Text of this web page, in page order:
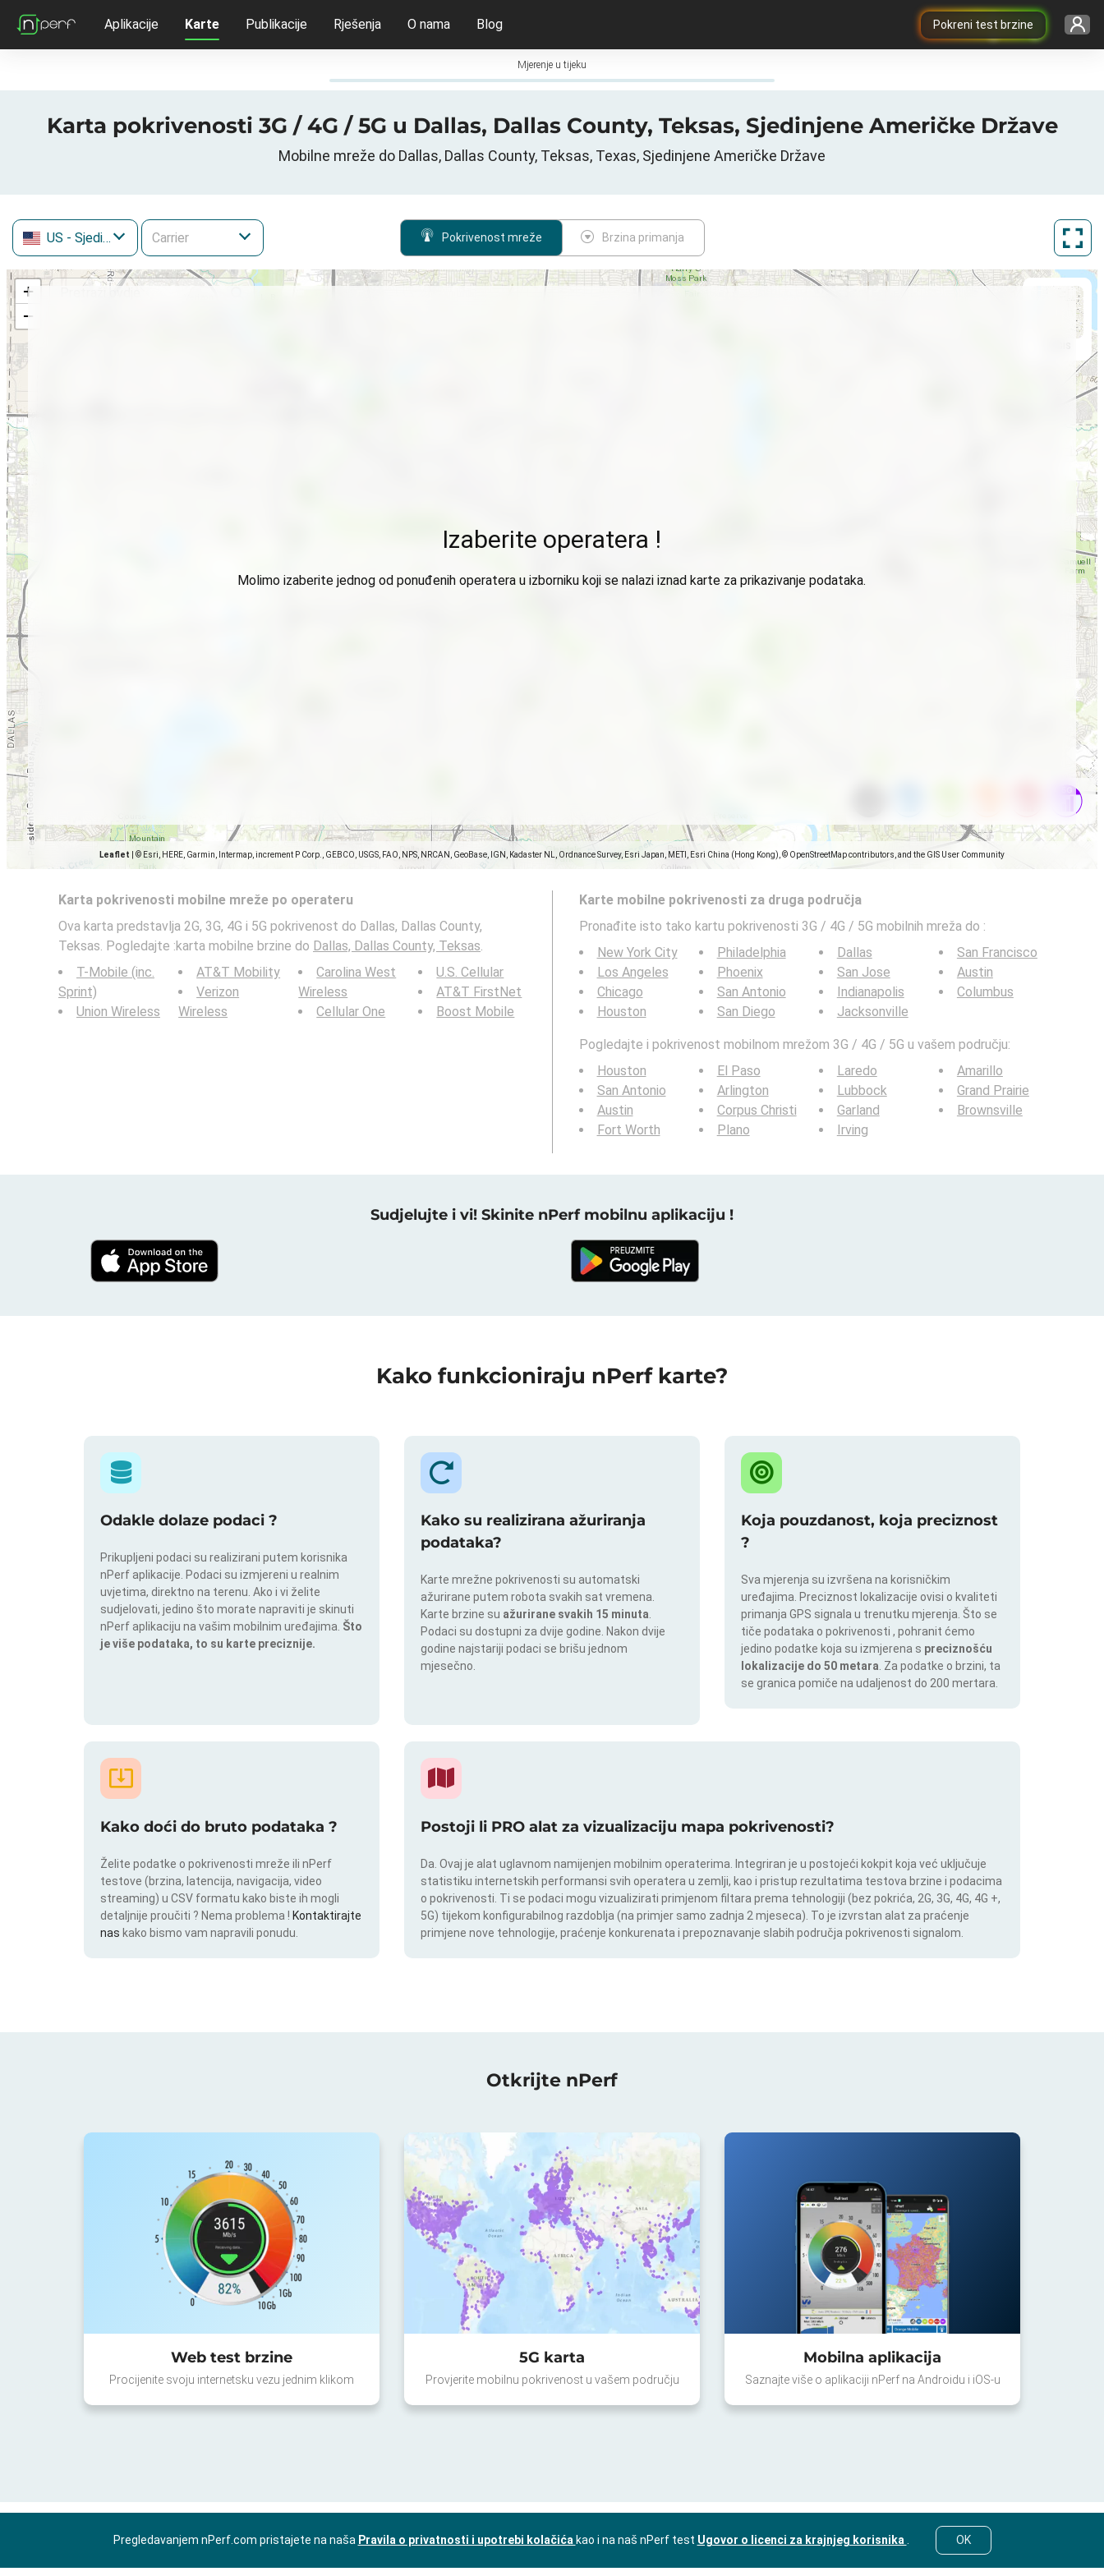
Pokreni test brzine
Aplikacije Karte Publikacije Rješenja O nama Blog
Mjerenje u tijeku
Karta pokrivenosti 3G / 4G / 5G u Dallas, Dallas County, Teksas, Sjedinjene Američke Države
Mobilne mreže do Dallas, Dallas County, Teksas, Texas, Sjedinjene Američke Države
US - Sjedinjene Američke Države Pokrivenost mreže Brzina primanja
+
−
Leaflet © Esri, HERE, Garmin, Intermap, increment P Corp., GEBCO, USGS, FAO, NPS, NRCAN, GeoBase, IGN, Kadaster NL, Ordnance Survey, Esri Japan, METI, Esri China (Hong Kong), © OpenStreetMap contributors, and the GIS User Community
Izaberite operatera !
Molimo izaberite jednog od ponuđenih operatera u izborniku koji se nalazi iznad karte za prikazivanje podataka.
Karta pokrivenosti mobilne mreže po operateru
Ova karta predstavlja 2G, 3G, 4G i 5G pokrivenost do Dallas, Dallas County,
Teksas. Pogledajte :karta mobilne brzine do Dallas, Dallas County, Teksas.
T-Mobile (inc.
Sprint)
Union Wireless
AT&T Mobility
Verizon
Wireless
Carolina West
Wireless
Cellular One
U.S. Cellular
AT&T FirstNet
Boost Mobile
Karte mobilne pokrivenosti za druga područja
Pronađite isto tako kartu pokrivenosti 3G / 4G / 5G mobilnih mreža do :
New York City
Los Angeles
Chicago
Houston
Philadelphia
Phoenix
San Antonio
San Diego
Dallas
San Jose
Indianapolis
Jacksonville
San Francisco
Austin
Columbus
Pogledajte i pokrivenost mobilnom mrežom 3G / 4G / 5G u vašem području:
Houston
San Antonio
Austin
Fort Worth
El Paso
Arlington
Corpus Christi
Plano
Laredo
Lubbock
Garland
Irving
Amarillo
Grand Prairie
Brownsville
Sudjelujte i vi! Skinite nPerf mobilnu aplikaciju !
Kako funkcioniraju nPerf karte?
Odakle dolaze podaci ?
Prikupljeni podaci su realizirani putem korisnika
nPerf aplikacije. Podaci su izmjereni u realnim
uvjetima, direktno na terenu. Ako i vi želite
sudjelovati, jedino što morate napraviti je skinuti
nPerf aplikaciju na vašim mobilnim uređajima. Što
je više podataka, to su karte preciznije.
Kako su realizirana ažuriranja
podataka?
Karte mrežne pokrivenosti su automatski
ažurirane putem robota svakih sat vremena.
Karte brzine su ažurirane svakih 15 minuta
Podaci su dostupni za dvije godine. Nakon dvije
godine najstariji podaci se brišu jednom
mjesečno.
Koja pouzdanost, koja preciznost
?
Sva mjerenja su izvršena na korisničkim
uređajima. Preciznost lokalizacije ovisi o kvaliteti
primanja GPS signala u trenutku mjerenja. Što se
tiče podataka o pokrivenosti , pohranit ćemo
jedino podatke koja su izmjerena s preciznošću
lokalizacije do 50 metara . Za podatke o brzini, ta
se granica pomiče na udaljenost do 200 mertara.
Kako doći do bruto podataka ?
Želite podatke o pokrivenosti mreže ili nPerf
testove (brzina, latencija, navigacija, video
streaming) u CSV formatu kako biste ih mogli
detaljnije proučiti ? Nema problema ! Kontaktirajte
nas kako bismo vam napravili ponudu.
Postoji li PRO alat za vizualizaciju mapa pokrivenosti?
Da. Ovaj je alat uglavnom namijenjen mobilnim operaterima. Integriran je u postojeći kokpit koja već uključuje
statistiku internetskih performansi svih operatera u zemlji, kao i pristup rezultatima testova brzine i podacima
o pokrivenosti. Ti se podaci mogu vizualizirati primjenom filtara prema tehnologiji (bez pokrića, 2G, 3G, 4G, 4G +,
5G) tijekom konfigurabilnog razdoblja (na primjer samo zadnja 2 mjeseca). To je izvrstan alat za praćenje
primjene nove tehnologije, praćenje konkurenata i prepoznavanje slabih područja pokrivenosti signalom.
Otkrijte nPerf
Web test brzine
Procijenite svoju internetsku vezu jednim klikom
5G karta
Provjerite mobilnu pokrivenost u vašem području
Mobilna aplikacija
Saznajte više o aplikaciji nPerf na Androidu i iOS-u
Pregledavanjem nPerf.com pristajete na naša Pravila o privatnosti i upotrebi kolačića kao i na naš nPerf test Ugovor o licenci za krajnjeg korisnika OK